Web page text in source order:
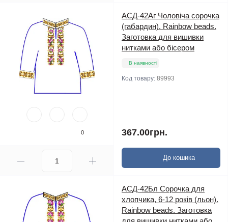
0
АСД-42Аг Чоловіча сорочка
(габардин). Rainbow beads.
Заготовка для вишивки
нитками або бісером
В наявності
Код товару: 89993
367.00грн.
До кошика
АСД-42Бл Сорочка для
хлопчика, 6-12 років (льон).
Rainbow beads. Заготовка